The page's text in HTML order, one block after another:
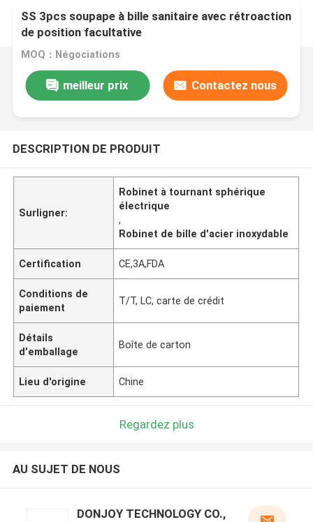
SS 3pcs soupape à bille sanitaire avec rétroaction
de position facultative
MOQ：Négociations
meilleur prix Contactez nous
DESCRIPTION DE PRODUIT
Surligner:
Robinet à tournant sphérique
électrique
,
Robinet de bille d'acier inoxydable
Certification CE,3A,FDA
Conditions de
paiement
T/T, LC, carte de crédit
Détails
d'emballage
Boîte de carton
Lieu d'origine Chine
Regardez plus
AU SUJET DE NOUS
DONJOY TECHNOLOGY CO.,